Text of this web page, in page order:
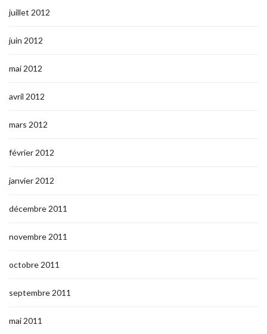
juillet 2012
juin 2012
mai 2012
avril 2012
mars 2012
février 2012
janvier 2012
décembre 2011
novembre 2011
octobre 2011
septembre 2011
mai 2011